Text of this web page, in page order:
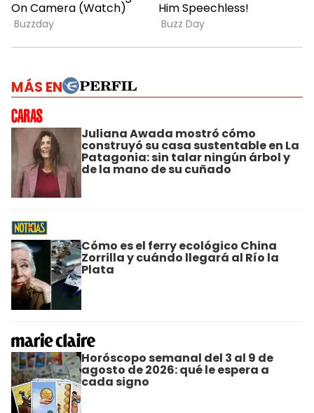
MÁS EN
Juliana Awada mostró cómo
construyó su casa sustentable en La
Patagonia: sin talar ningún árbol y
de la mano de su cuñado
Cómo es el ferry ecológico China
Zorrilla y cuándo llegará al Río la
Plata
Horóscopo semanal del 3 al 9 de
agosto de 2026: qué le espera a
cada signo